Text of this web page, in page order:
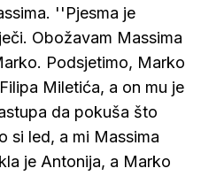
''Pjesma je
Obožavam Massima
Podsjetimo, Marko
Miletića, a on mu je
da pokuša što
si led, a mi Massima
je Antonija, a Marko